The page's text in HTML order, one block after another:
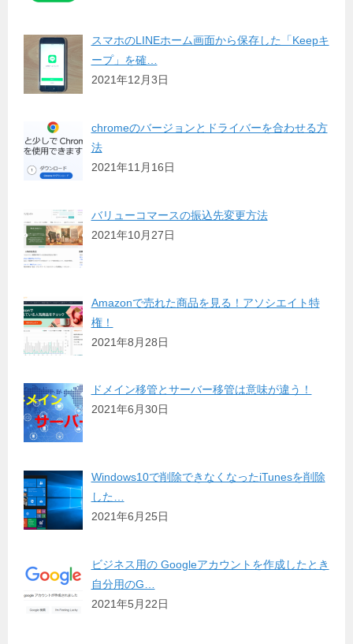
スマホのLINEホーム画面から保存した「Keepキ
ープ」を確…
2021年12月3日
chromeのバージョンとドライバーを合わせる方
法
2021年11月16日
バリューコマースの振込先変更方法
2021年10月27日
Amazonで売れた商品を見る！アソシエイト特
権！
2021年8月28日
ドメイン移管とサーバー移管は意味が違う！
2021年6月30日
Windows10で削除できなくなったiTunesを削除
した…
2021年6月25日
ビジネス用の Googleアカウントを作成したとき
自分用のG…
2021年5月22日